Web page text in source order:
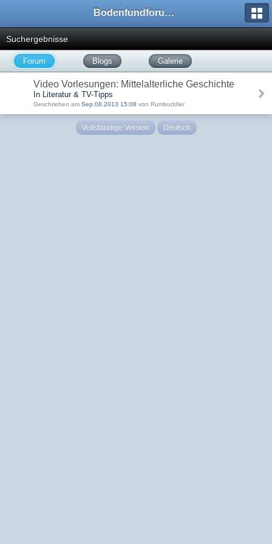
Bodenfundforum.com
Suchergebnisse
Forum Blogs Galerie
Video Vorlesungen: Mittelalterliche Geschichte
In Literatur & TV-Tipps
Geschrieben am Sep.08.2013 15:08 von Rumbuddler
Vollständige Version Deutsch